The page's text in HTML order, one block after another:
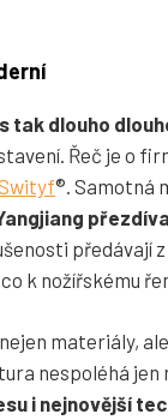
tak dlouho
Řeč je o
®. Samotná
předávají
k nožířskému
materiály,
nespoléhá jen
i nejnovější